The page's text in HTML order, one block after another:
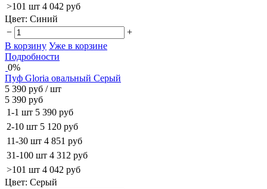
>101 шт 4 042 руб
Цвет: Синий
−
+
В корзину Уже в корзине
Подробности
0%
Пуф Gloria овальный Серый
5 390 руб / шт
5 390 руб
1-1 шт 5 390 руб
2-10 шт 5 120 руб
11-30 шт 4 851 руб
31-100 шт 4 312 руб
>101 шт 4 042 руб
Цвет: Серый